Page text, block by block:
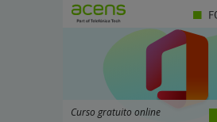
Curso gratuito online